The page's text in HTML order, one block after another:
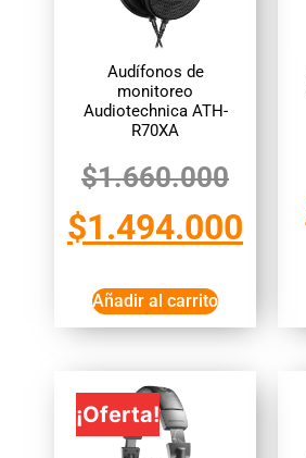
Audífonos de
monitoreo
Audiotechnica ATH-
R70XA
$1.660.000
$1.494.000
Añadir al carrito
¡Oferta!